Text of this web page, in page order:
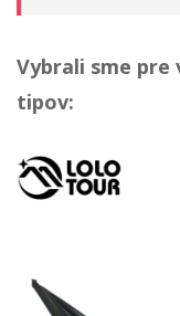
vhodná nie
tipov: